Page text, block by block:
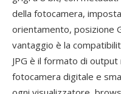
della fotocamera,
orientamento, posizione
vantaggio è la
JPG è il formato di
fotocamera digitale e